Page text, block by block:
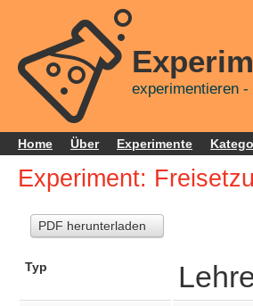
experimentieren
Home Über Experimente
Experiment:
PDF herunterladen
Typ